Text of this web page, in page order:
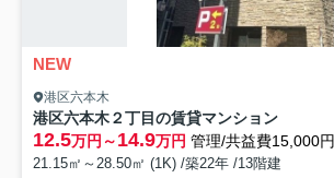
NEW
港区六本木
港区六本木２丁目の賃貸マンション
12.5万円～14.9万円 管理/共益費15,000円
21.15㎡～28.50㎡ (1K) /築22年 /13階建